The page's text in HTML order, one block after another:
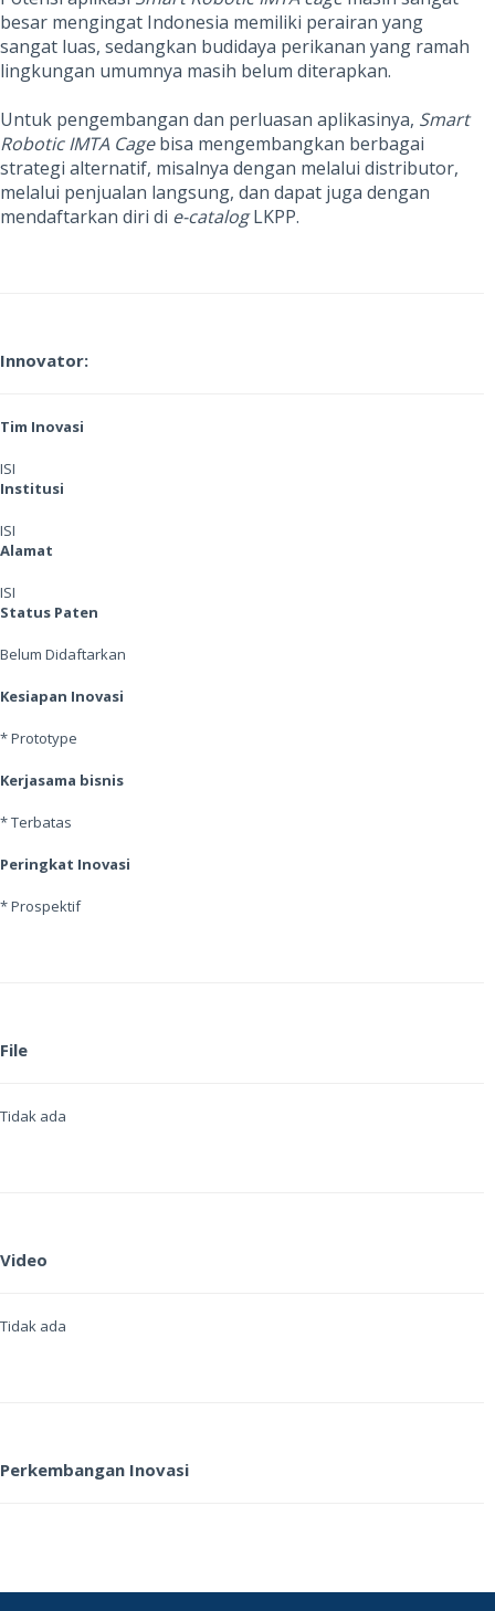
besar mengingat Indonesia memiliki perairan yang
sangat luas, sedangkan budidaya perikanan yang ramah
lingkungan umumnya masih belum diterapkan.
Untuk pengembangan dan perluasan aplikasinya, Smart
Robotic IMTA Cagebisa mengembangkan berbagai
strategi alternatif, misalnya dengan melalui distributor,
melalui penjualan langsung, dan dapat juga dengan
mendaftarkan diri di e-catalogLKPP.
Innovator:
Tim Inovasi
ISI
Institusi
ISI
Alamat
ISI
Status Paten
Belum Didaftarkan
Kesiapan Inovasi
* Prototype
Kerjasama bisnis
* Terbatas
Peringkat Inovasi
* Prospektif
File
Tidak ada
Video
Tidak ada
Perkembangan Inovasi